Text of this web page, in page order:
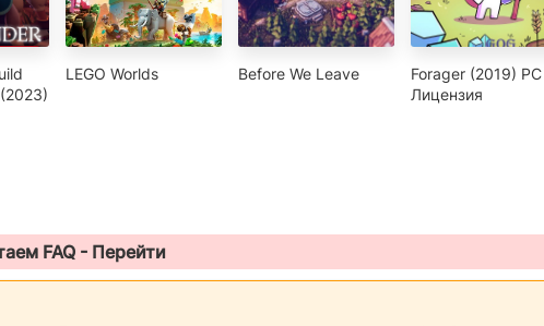
LEGO Worlds Before We Leave
Forager (2019) PC |
Лицензия
FAQ - Перейти